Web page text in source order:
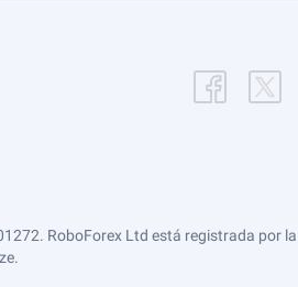
RoboForex Ltd está registrada por